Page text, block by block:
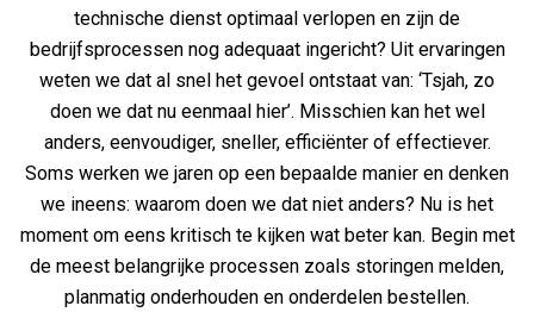
technische dienst optimaal verlopen en zijn de
bedrijfsprocessen nog adequaat ingericht? Uit ervaringen
weten we dat al snel het gevoel ontstaat van: ‘Tsjah, zo
doen we dat nu eenmaal hier’. Misschien kan het wel
anders, eenvoudiger, sneller, efficiënter of effectiever.
Soms werken we jaren op een bepaalde manier en denken
we ineens: waarom doen we dat niet anders? Nu is het
moment om eens kritisch te kijken wat beter kan. Begin met
de meest belangrijke processen zoals storingen melden,
planmatig onderhouden en onderdelen bestellen.